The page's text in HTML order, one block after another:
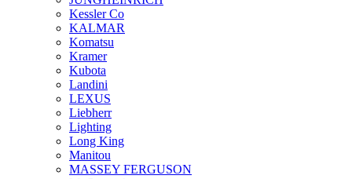
Kessler Co
KALMAR
Komatsu
Kramer
Kubota
Landini
LEXUS
Liebherr
Lighting
Long King
Manitou
MASSEY FERGUSON